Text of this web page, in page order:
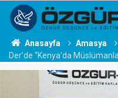
Anasayfa Amasya
Der’de “Kenya'da